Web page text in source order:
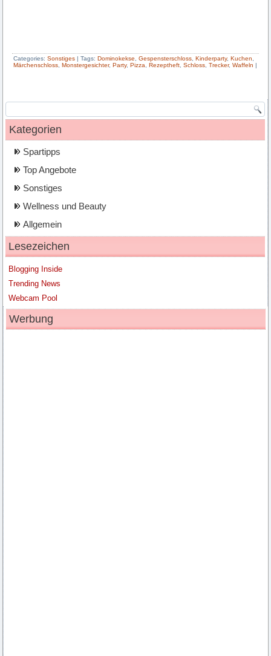
Categories:Sonstiges |Tags: Dominokekse,Gespensterschloss, Kinderparty, Kuchen,
Märchenschloss, Monstergesichter, Party, Pizza, Rezeptheft,Schloss,Trecker,Waffeln
Kategorien
Spartipps
Top Angebote
Sonstiges
Wellness und Beauty
Allgemein
Lesezeichen
Blogging Inside
Trending News
Webcam Pool
Werbung